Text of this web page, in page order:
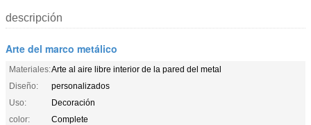
descripción
Arte del marco metálico
Materiales:Arte al aire libre interior de la pared del metal
Diseño:
personalizados
Uso:
Decoración
color:
Complete